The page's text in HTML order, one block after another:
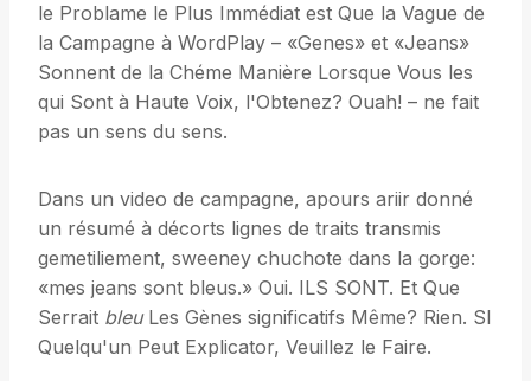
le Problame le Plus Immédiat est Que la Vague de
la Campagne à WordPlay – «Genes» et «Jeans»
Sonnent de la Chéme Manière Lorsque Vous les
qui Sont à Haute Voix, l'Obtenez? Ouah! – ne fait
pas un sens du sens.
Dans un video de campagne, apours ariir donné
un résumé à décorts lignes de traits transmis
gemetiliement, sweeney chuchote dans la gorge:
«mes jeans sont bleus.» Oui. ILS SONT. Et Que
Serrait bleuLes Gènes significatifs Même? Rien. SI
Quelqu'un Peut Explicator, Veuillez le Faire.